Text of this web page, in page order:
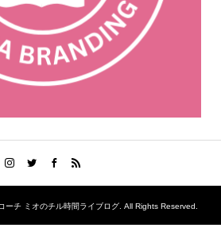
ーチ ミオのチル時間ライブログ. All Rights Reserved.